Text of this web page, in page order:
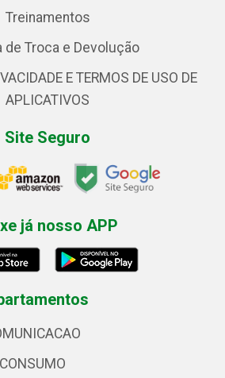
Treinamentos
de Troca e Devolução
E TERMOS DE USO DE
APLICATIVOS
Site Seguro
já nosso APP
CONSUMO